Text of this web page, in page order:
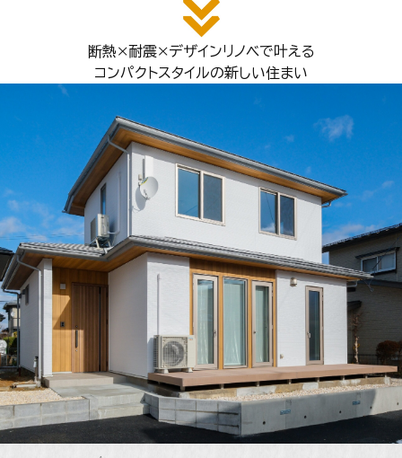
断熱×耐震×デザインリノベで叶える
コンパクトスタイルの新しい住まい